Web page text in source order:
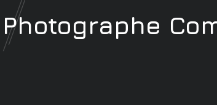
Photographe